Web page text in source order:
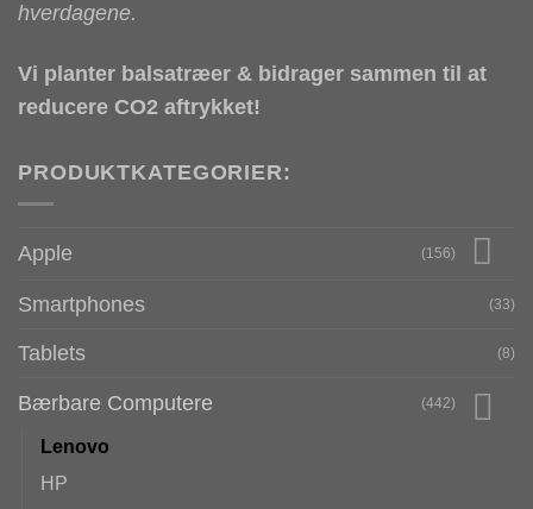
hverdagene.
Vi planter balsatræer & bidrager sammen til at
reducere CO2 aftrykket!
PRODUKTKATEGORIER:
Apple (156)
Smartphones (33)
Tablets (8)
Bærbare Computere (442)
Lenovo
HP